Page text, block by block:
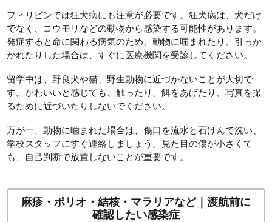
フィリピンでは狂犬病にも注意が必要です。狂犬病は、犬だけ
でなく、コウモリなどの動物から感染する可能性があります。
発症すると命に関わる病気のため、動物に噛まれたり、引っか
かれたりした場合は、すぐに医療機関を受診してください。
留学中は、野良犬や猫、野生動物に近づかないことが大切で
す。かわいいと感じても、触ったり、餌をあげたり、写真を撮
るために近づいたりしないでください。
万が一、動物に噛まれた場合は、傷口を流水と石けんで洗い、
学校スタッフにすぐ連絡しましょう。見た目の傷が小さくて
も、自己判断で放置しないことが重要です。
麻疹・ポリオ・結核・マラリアなど｜渡航前に
確認したい感染症